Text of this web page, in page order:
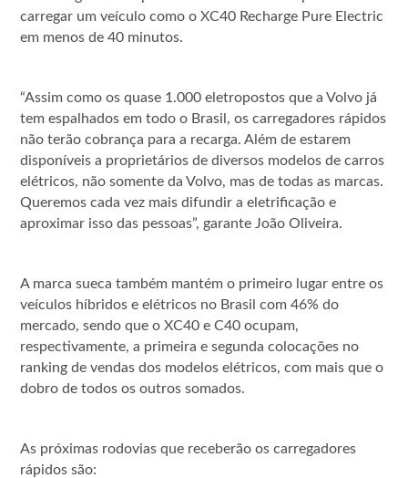
carregar um veículo como o XC40 Recharge Pure Electric
em menos de 40 minutos.
“Assim como os quase 1.000 eletropostos que a Volvo já
tem espalhados em todo o Brasil, os carregadores rápidos
não terão cobrança para a recarga. Além de estarem
disponíveis a proprietários de diversos modelos de carros
elétricos, não somente da Volvo, mas de todas as marcas.
Queremos cada vez mais difundir a eletrificação e
aproximar isso das pessoas”, garante João Oliveira.
A marca sueca também mantém o primeiro lugar entre os
veículos híbridos e elétricos no Brasil com 46% do
mercado, sendo que o XC40 e C40 ocupam,
respectivamente, a primeira e segunda colocações no
ranking de vendas dos modelos elétricos, com mais que o
dobro de todos os outros somados.
As próximas rodovias que receberão os carregadores
rápidos são: